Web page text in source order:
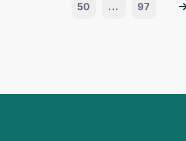
50 ... 97